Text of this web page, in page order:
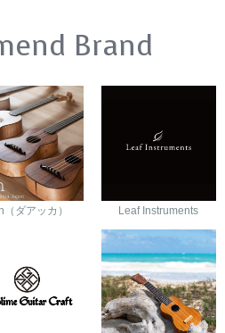
Brand
（ダアッカ） Leaf Instruments